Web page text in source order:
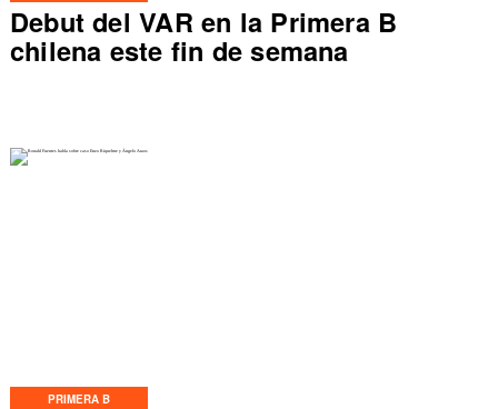
Debut del VAR en la Primera B
chilena este fin de semana
PRIMERA B